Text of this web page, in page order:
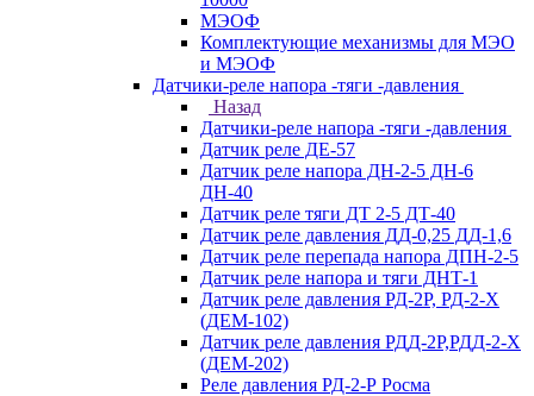
МЭОФ
Комплектующие механизмы для МЭО
и МЭОФ
Датчики-реле напора -тяги -давления
Назад
Датчики-реле напора -тяги -давления
Датчик реле ДЕ-57
Датчик реле напора ДН-2-5 ДН-6
ДН-40
Датчик реле тяги ДТ 2-5 ДТ-40
Датчик реле давления ДД-0,25 ДД-1,6
Датчик реле перепада напора ДПН-2-5
Датчик реле напора и тяги ДНТ-1
Датчик реле давления РД-2Р, РД-2-Х
(ДЕМ-102)
Датчик реле давления РДД-2Р,РДД-2-Х
(ДЕМ-202)
Реле давления РД-2-Р Росма